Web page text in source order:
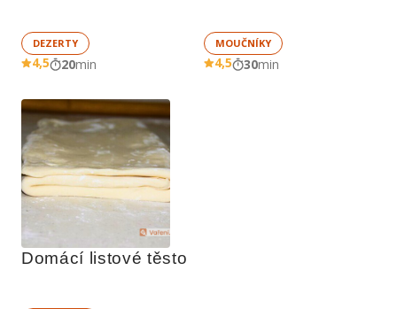
DEZERTY
4,5 20min
MOUČNÍKY
4,5 30min
Domácí listové těsto